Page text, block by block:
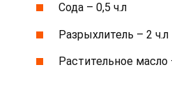
Сода – 0,5 ч.л
Разрыхлитель – 2 ч.л
Растительное масло